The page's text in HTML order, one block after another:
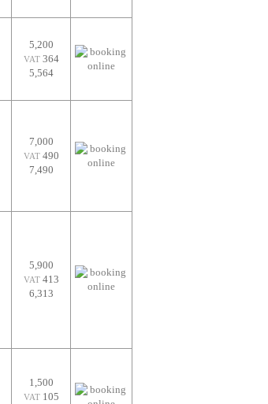
5,200
VAT364
5,564
7,000
VAT490
7,490
5,900
VAT413
6,313
1,500
VAT105